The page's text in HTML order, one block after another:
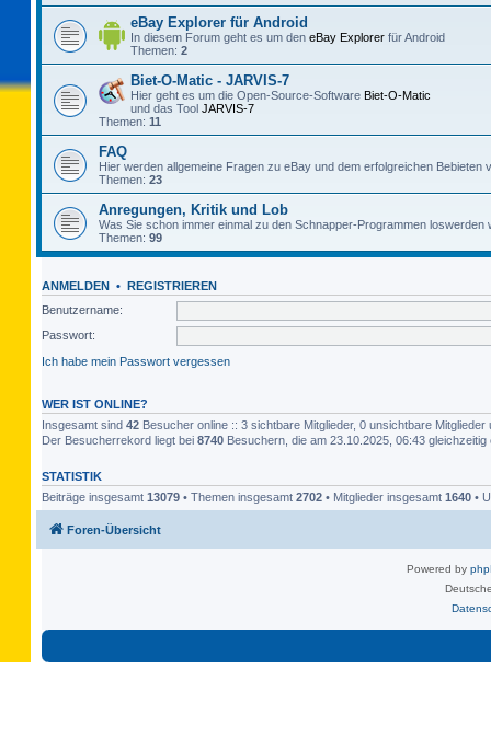
eBay Explorer für Android
In diesem Forum geht es um den eBay Explorer für Android
Themen: 2
Biet-O-Matic - JARVIS-7
Hier geht es um die Open-Source-Software Biet-O-Matic
und das Tool JARVIS-7
Themen: 11
FAQ
Hier werden allgemeine Fragen zu eBay und dem erfolgreichen Bebieten
Themen: 23
Anregungen, Kritik und Lob
Was Sie schon immer einmal zu den Schnapper-Programmen loswerden
Themen: 99
ANMELDEN • REGISTRIEREN
Benutzername:
Passwort:
Ich habe mein Passwort vergessen
WER IST ONLINE?
Insgesamt sind 42 Besucher online :: 3 sichtbare Mitglieder, 0 unsichtbare
Der Besucherrekord liegt bei 8740 Besuchern, die am 23.10.2025, 06:43 gleichzeitig
STATISTIK
Beiträge insgesamt 13079 • Themen insgesamt 2702 • Mitglieder insgesamt 1640 •
Foren-Übersicht
Powered by